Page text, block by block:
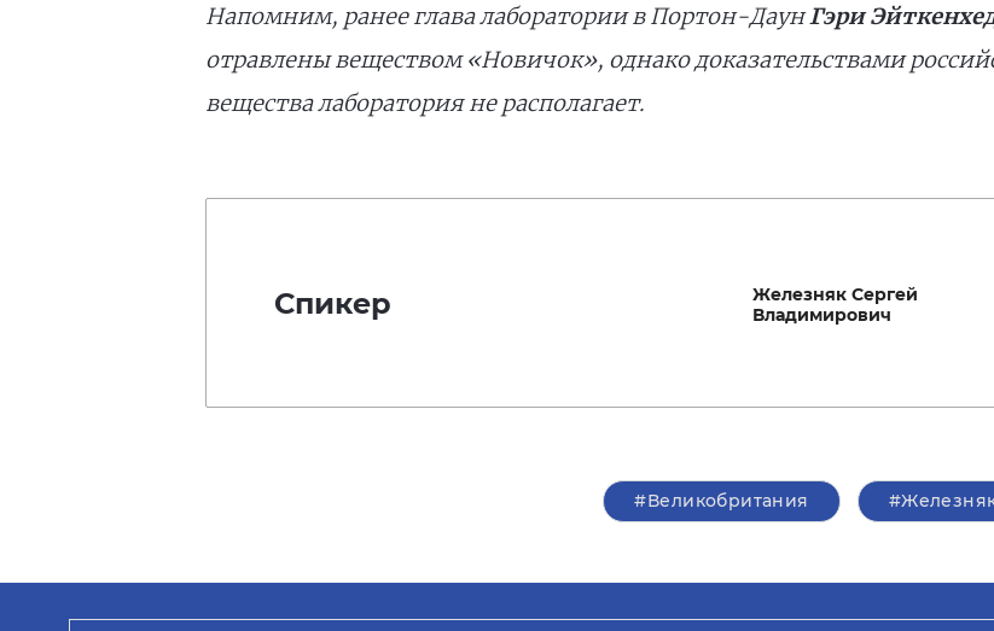
Напомним, ранее глава лаборатории в Портон-ДаунГэри
отравлены веществом «Новичок», однако доказательствами
вещества лаборатория не располагает.
Спикер
Железняк Сергей
Владимирович
#Великобритания